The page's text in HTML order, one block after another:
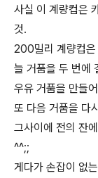
사실 이 계량컵은
것.
200밀리 계량컵은
늘 거품을 두 번에
우유 거품을 만들
또 다음 거품을 다
그사이에 전의 잔
^^;;
게다가 손잡이 없